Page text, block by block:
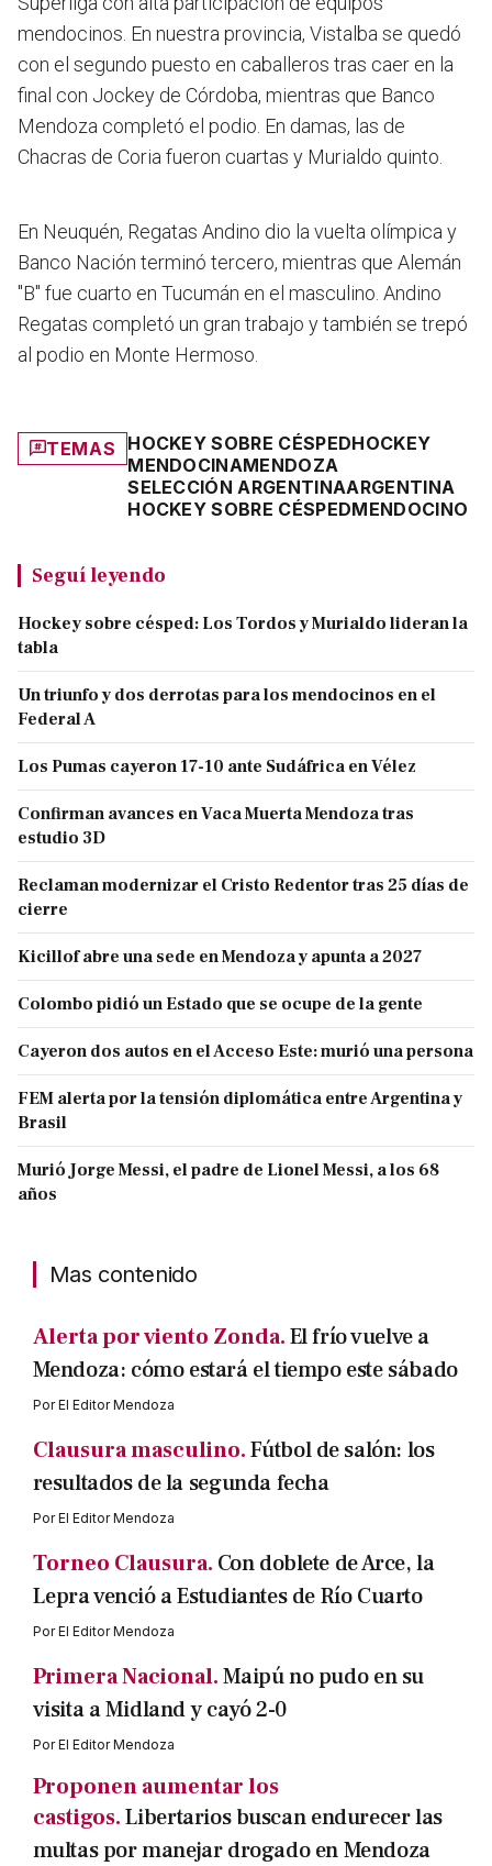
mendocinos. En nuestra provincia, Vistalba se quedó
con el segundo puesto en caballeros tras caer en la
final con Jockey de Córdoba, mientras que Banco
Mendoza completó el podio. En damas, las de
Chacras de Coria fueron cuartas y Murialdo quinto.
En Neuquén, Regatas Andino dio la vuelta olímpica y
Banco Nación terminó tercero, mientras que Alemán
"B" fue cuarto en Tucumán en el masculino. Andino
Regatas completó un gran trabajo y también se trepó
al podio en Monte Hermoso.
TEMAS HOCKEY SOBRE CÉSPEDHOCKEY
MENDOCINAMENDOZA
SELECCIÓN ARGENTINAARGENTINA
HOCKEY SOBRE CÉSPEDMENDOCINO
Seguí leyendo
Hockey sobre césped: Los Tordos y Murialdo lideran la
tabla
Un triunfo y dos derrotas para los mendocinos en el
Federal A
Los Pumas cayeron 17-10 ante Sudáfrica en Vélez
Confirman avances en Vaca Muerta Mendoza tras
estudio 3D
Reclaman modernizar el Cristo Redentor tras 25 días de
cierre
Kicillof abre una sede en Mendoza y apunta a 2027
Colombo pidió un Estado que se ocupe de la gente
Cayeron dos autos en el Acceso Este: murió una persona
FEM alerta por la tensión diplomática entre Argentina y
Brasil
Murió Jorge Messi, el padre de Lionel Messi, a los 68
años
Mas contenido
Alerta por viento Zonda.El frío vuelve a
Mendoza: cómo estará el tiempo este sábado
PorEl Editor Mendoza
Clausura masculino.Fútbol de salón: los
resultados de la segunda fecha
PorEl Editor Mendoza
Torneo Clausura. Con doblete de Arce, la
Lepra venció a Estudiantes de Río Cuarto
PorEl Editor Mendoza
Primera Nacional.Maipú no pudo en su
visita a Midland y cayó 2-0
PorEl Editor Mendoza
Proponen aumentar los
castigos.Libertarios buscan endurecer las
multas por manejar drogado en Mendoza